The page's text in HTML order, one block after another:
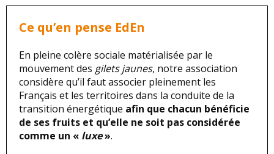
Ce qu’en pense EdEn
En pleine colère sociale matérialisée par le
mouvement des gilets jaunes, notre association
considère qu’il faut associer pleinement les
Français et les territoires dans la conduite de la
transition énergétique afin que chacun bénéficie
de ses fruits et qu’elle ne soit pas considérée
comme un « luxe».